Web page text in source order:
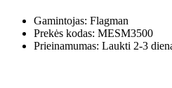
Gamintojas: Flagman
Prekės kodas: MESM3500
Prieinamumas: Laukti 2-3